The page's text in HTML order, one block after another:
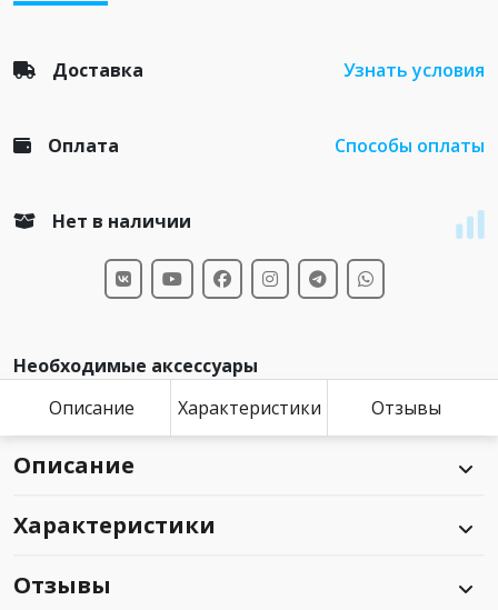
Доставка Узнать условия
Оплата Способы оплаты
Нет в наличии
Необходимые аксессуары
Описание
Характеристики Отзывы
Описание
Характеристики
Отзывы